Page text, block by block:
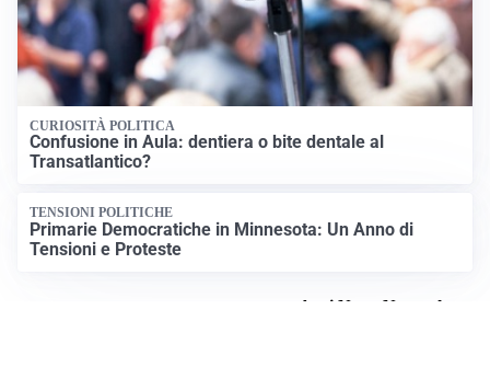
CURIOSITÀ POLITICA
Confusione in Aula: dentiera o bite dentale al
Transatlantico?
TENSIONI POLITICHE
Primarie Democratiche in Minnesota: Un Anno di
Tensioni e Proteste
Apri News Netweek